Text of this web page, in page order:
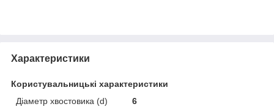
Характеристики
Користувальницькі характеристики
Діаметр хвостовика (d)
6